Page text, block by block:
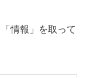
情報」を取って